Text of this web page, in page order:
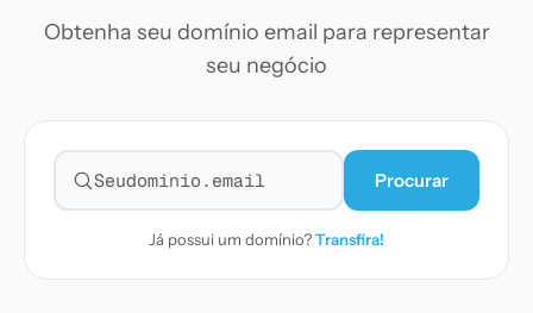
Obtenha seu domínio email para representar
seu negócio
Pesquisar domínio
Procurar
Já possui um domínio?Transfira!